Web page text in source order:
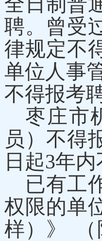
聘。曾受
律规定不
单位人事
不得报考
枣庄市
员）不得
日起3年内
已有工
权限的单
样）》